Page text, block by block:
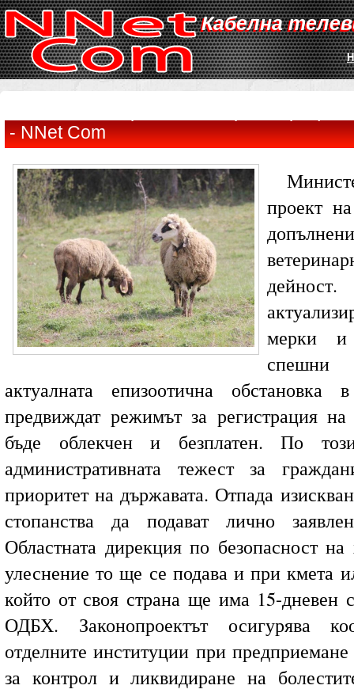
Кабелна
- NNet Com
проект
мерки и
актуалната епизоотична обстановка
предвиждат режимът за регистрация
бъде облекчен и безплатен. По
административната тежест за
приоритет на държавата. Отпада
стопанства да подават лично
Областната дирекция по безопасност
улеснение то ще се подава и при кмета
който от своя страна ще има 15-дневен
ОДБХ. Законопроектът осигурява
отделните институции при
за контрол и ликвидиране на